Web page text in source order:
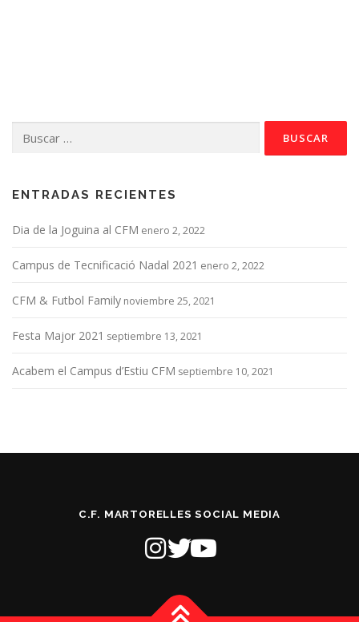
ENTRADAS RECIENTES
Dia de la Joguina al CFM enero 2, 2022
Campus de Tecnificació Nadal 2021 enero 2, 2022
CFM & Futbol Family noviembre 25, 2021
Festa Major 2021 septiembre 13, 2021
Acabem el Campus d’Estiu CFM septiembre 10, 2021
C.F. MARTORELLES SOCIAL MEDIA